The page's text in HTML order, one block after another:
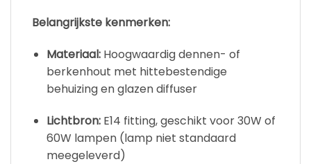
Belangrijkste kenmerken:
Materiaal:Hoogwaardig dennen- of
berkenhout met hittebestendige
behuizing en glazen diffuser
Lichtbron:E14 fitting, geschikt voor 30W of
60W lampen (lamp niet standaard
meegeleverd)